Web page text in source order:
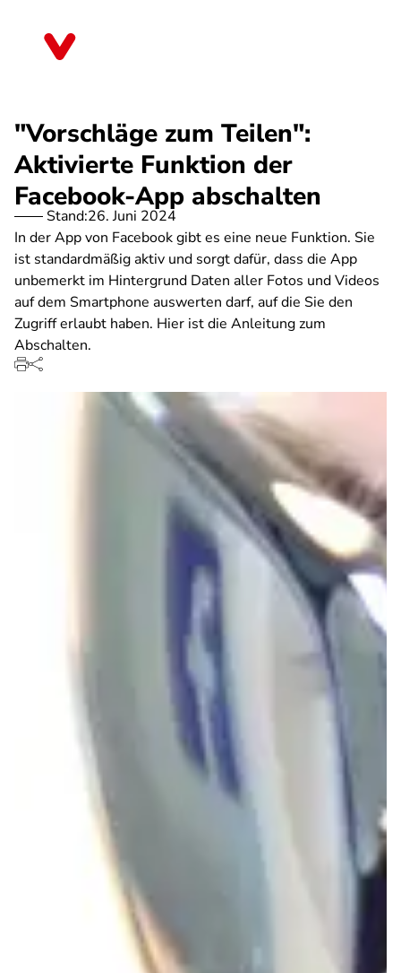
"Vorschläge zum Teilen":
Aktivierte Funktion der
Facebook-App abschalten
Stand:26. Juni 2024
In der App von Facebook gibt es eine neue Funktion. Sie
ist standardmäßig aktiv und sorgt dafür, dass die App
unbemerkt im Hintergrund Daten aller Fotos und Videos
auf dem Smartphone auswerten darf, auf die Sie den
Zugriff erlaubt haben. Hier ist die Anleitung zum
Abschalten.